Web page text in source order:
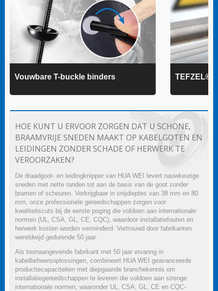
Vouwbare T-buckle binders TEFZEL®
HOE KUNT U ERVOOR ZORGEN DAT U SCHONE,
BRAAMVRIJE SNEDEN MAAKT OP KABELGOTEN EN
LEIDINGEN ZONDER SCHADE OF HERWERK TE
VEROORZAKEN?
De draadgoot- en leidingknipper van HUA WEI levert nauwkeurige
sneden met nette randen tot aan de basis van de goot zonder
bramen of scheuren. Verkrijgbaar in snijdieptes van 38 mm en 80
mm, onze professionele gereedschappen zorgen voor
kwaliteitscuts bij de eerste poging die voldoen aan internationale
normen (UL, CSA, GL, CE, CQC), waardoor installatiefouten en
herwerk kosten worden verminderd. Vertrouwd door fabrikanten
wereldwijd gedurende 50 jaar.
Als toonaangevende fabrikant met 50 jaar ervaring in
kabelbeheersoplossingen, combineert HUA WEI geavanceerde
productiecapaciteiten met diepgaande branchekennis om
installatiegereedschappen te leveren die voldoen aan strenge
internationale normen, waaronder UL, CSA, GL, CE en CQC-